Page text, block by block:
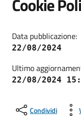
Cookie
Data pubblicazione:
22/08/2024
Ultimo
22/08/2024
Condividi